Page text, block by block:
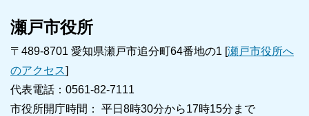
瀬戸市役所
〒489-8701 愛知県瀬戸市追分町64番地の1 [瀬戸市役所へ
のアクセス]
代表電話：0561-82-7111
市役所開庁時間： 平日8時30分から17時15分まで